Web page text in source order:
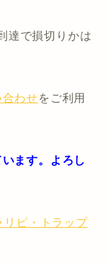
達で損切りかは
わせをご利用
ます。よろし